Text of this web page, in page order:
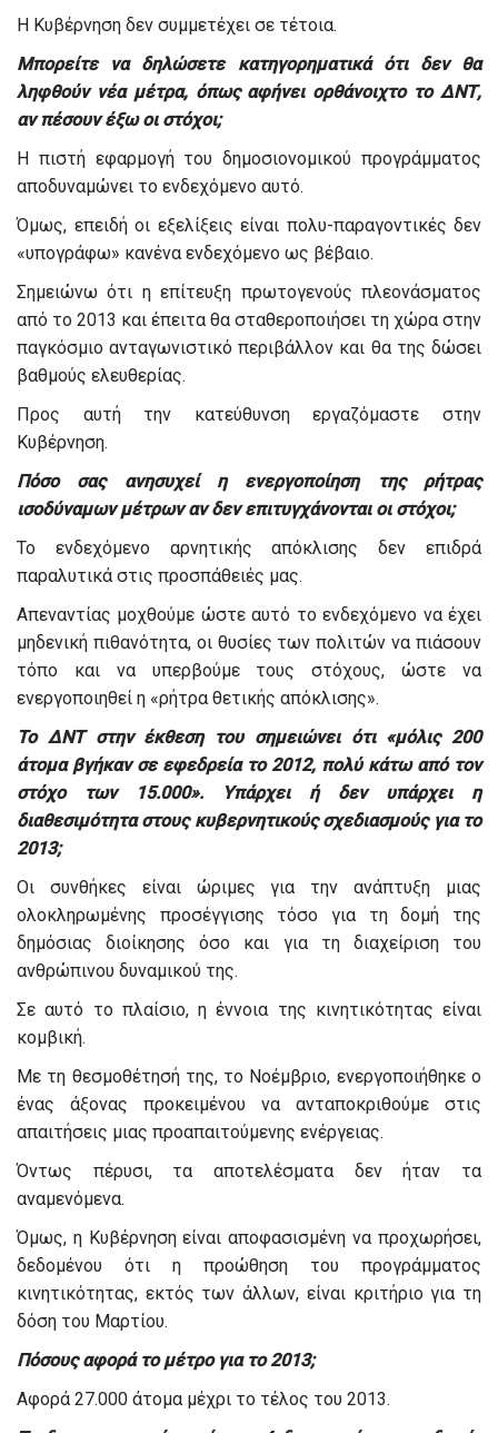
Η Κυβέρνηση δεν συμμετέχει σε τέτοια.
Μπορείτε να δηλώσετε κατηγορηματικά ότι δεν θα
ληφθούν νέα μέτρα, όπως αφήνει ορθάνοιχτο το ΔΝΤ,
αν πέσουν έξω οι στόχοι;
Η πιστή εφαρμογή του δημοσιονομικού προγράμματος
αποδυναμώνει το ενδεχόμενο αυτό.
Όμως, επειδή οι εξελίξεις είναι πολυ-παραγοντικές δεν
«υπογράφω» κανένα ενδεχόμενο ως βέβαιο.
Σημειώνω ότι η επίτευξη πρωτογενούς πλεονάσματος
από το 2013 και έπειτα θα σταθεροποιήσει τη χώρα στην
παγκόσμιο ανταγωνιστικό περιβάλλον και θα της δώσει
βαθμούς ελευθερίας.
Προς αυτή την κατεύθυνση εργαζόμαστε στην
Κυβέρνηση.
Πόσο σας ανησυχεί η ενεργοποίηση της ρήτρας
ισοδύναμων μέτρων αν δεν επιτυγχάνονται οι στόχοι;
Το ενδεχόμενο αρνητικής απόκλισης δεν επιδρά
παραλυτικά στις προσπάθειές μας.
Απεναντίας μοχθούμε ώστε αυτό το ενδεχόμενο να έχει
μηδενική πιθανότητα, οι θυσίες των πολιτών να πιάσουν
τόπο και να υπερβούμε τους στόχους, ώστε να
ενεργοποιηθεί η «ρήτρα θετικής απόκλισης».
Το ΔΝΤ στην έκθεση του σημειώνει ότι «μόλις 200
άτομα βγήκαν σε εφεδρεία το 2012, πολύ κάτω από τον
στόχο των 15.000». Υπάρχει ή δεν υπάρχει η
διαθεσιμότητα στους κυβερνητικούς σχεδιασμούς για το
2013;
Οι συνθήκες είναι ώριμες για την ανάπτυξη μιας
ολοκληρωμένης προσέγγισης τόσο για τη δομή της
δημόσιας διοίκησης όσο και για τη διαχείριση του
ανθρώπινου δυναμικού της.
Σε αυτό το πλαίσιο, η έννοια της κινητικότητας είναι
κομβική.
Με τη θεσμοθέτησή της, το Νοέμβριο, ενεργοποιήθηκε ο
ένας άξονας προκειμένου να ανταποκριθούμε στις
απαιτήσεις μιας προαπαιτούμενης ενέργειας.
Όντως πέρυσι, τα αποτελέσματα δεν ήταν τα
αναμενόμενα.
Όμως, η Κυβέρνηση είναι αποφασισμένη να προχωρήσει,
δεδομένου ότι η προώθηση του προγράμματος
κινητικότητας, εκτός των άλλων, είναι κριτήριο για τη
δόση του Μαρτίου.
Πόσους αφορά το μέτρο για το 2013;
Αφορά 27.000 άτομα μέχρι το τέλος του 2013.